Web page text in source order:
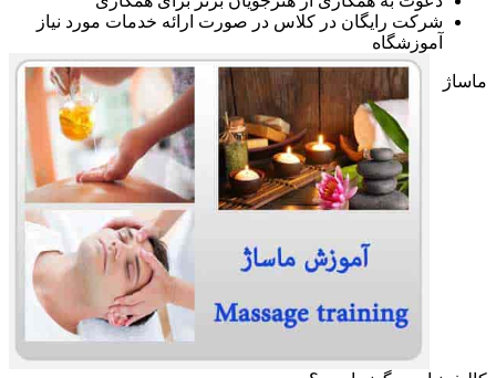
شرکت رایگان در کلاس در صورت ارائه خدمات مورد نیاز
آموزشگاه
ماساژ